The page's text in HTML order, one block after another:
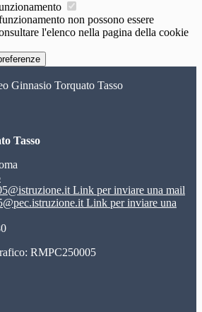
non possono essere
l'elenco nella pagina della cookie
Ginnasio Torquato Tasso
Tasso
Link per inviare una mail
Link per inviare una
RMPC250005